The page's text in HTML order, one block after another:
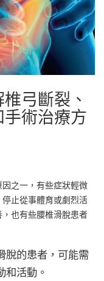
弓斷裂、
術治療方
之一，有些症狀輕微
止從事體育或劇烈活
也有些腰椎滑脫患者
脫的患者，可能需
和活動。